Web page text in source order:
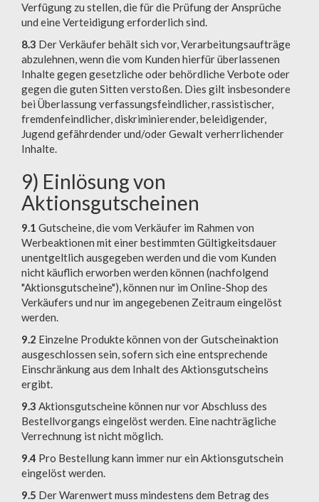
Verfügung zu stellen, die für die Prüfung der Ansprüche
und eine Verteidigung erforderlich sind.
8.3 Der Verkäufer behält sich vor, Verarbeitungsaufträge
abzulehnen, wenn die vom Kunden hierfür überlassenen
Inhalte gegen gesetzliche oder behördliche Verbote oder
gegen die guten Sitten verstoßen. Dies gilt insbesondere
bei Überlassung verfassungsfeindlicher, rassistischer,
fremdenfeindlicher, diskriminierender, beleidigender,
Jugend gefährdender und/oder Gewalt verherrlichender
Inhalte.
9) Einlösung von
Aktionsgutscheinen
9.1 Gutscheine, die vom Verkäufer im Rahmen von
Werbeaktionen mit einer bestimmten Gültigkeitsdauer
unentgeltlich ausgegeben werden und die vom Kunden
nicht käuflich erworben werden können (nachfolgend
"Aktionsgutscheine"), können nur im Online-Shop des
Verkäufers und nur im angegebenen Zeitraum eingelöst
werden.
9.2 Einzelne Produkte können von der Gutscheinaktion
ausgeschlossen sein, sofern sich eine entsprechende
Einschränkung aus dem Inhalt des Aktionsgutscheins
ergibt.
9.3 Aktionsgutscheine können nur vor Abschluss des
Bestellvorgangs eingelöst werden. Eine nachträgliche
Verrechnung ist nicht möglich.
9.4 Pro Bestellung kann immer nur ein Aktionsgutschein
eingelöst werden.
9.5 Der Warenwert muss mindestens dem Betrag des